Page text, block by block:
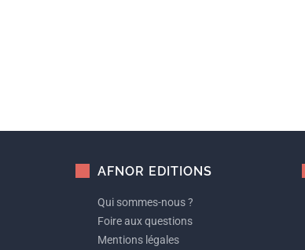
AFNOR EDITIONS
Qui sommes-nous ?
Foire aux questions
Mentions légales